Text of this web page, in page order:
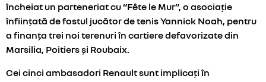
încheiat un parteneriat cu “Fête le Mur”, o asociație
înființată de fostul jucător de tenis Yannick Noah, pentru
a finanța trei noi terenuri în cartiere defavorizate din
Marsilia, Poitiers și Roubaix.
Cei cinci ambasadori Renault sunt implicați în